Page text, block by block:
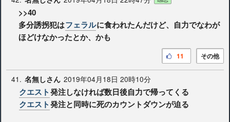
>>40
多分誘拐犯はフェラルに食われたんだけど、自力でなわが
ほどけなかったとか、かも
その他
11
41. 名無しさん 2019年04月18日 20時10分
クエスト発注しなければ数日後自力で帰ってくる
クエスト発注と同時に死のカウントダウンが迫る